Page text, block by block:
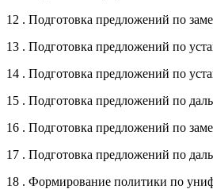
12 . Подготовка предложений по
13 . Подготовка предложений по
14 . Подготовка предложений по
15 . Подготовка предложений по
16 . Подготовка предложений по
17 . Подготовка предложений по
18 . Формирование политики по